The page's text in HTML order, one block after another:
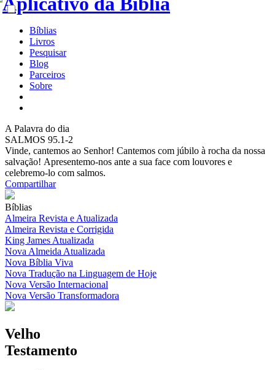
Bíblias
Livros
Pesquisar
Blog
Parceiros
Sobre
A Palavra do dia
SALMOS 95.1-2
Vinde, cantemos ao Senhor! Cantemos com júbilo à rocha da nossa
salvação! Apresentemo-nos ante a sua face com louvores e
celebremo-lo com salmos.
Compartilhar
Bíblias
Almeira Revista e Atualizada
Almeira Revista e Corrigida
King James Atualizada
Nova Almeida Atualizada
Nova Bíblia Viva
Nova Tradução na Linguagem de Hoje
Nova Versão Internacional
Nova Versão Transformadora
Velho
Testamento